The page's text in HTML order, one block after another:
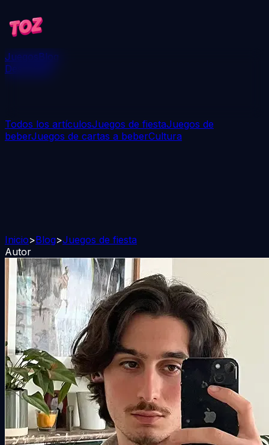
JuegosBlog
Descargar
Todos los artículosJuegos de fiestaJuegos de
beberJuegos de cartas a beberCultura
Inicio>Blog>Juegos de fiesta
Autor